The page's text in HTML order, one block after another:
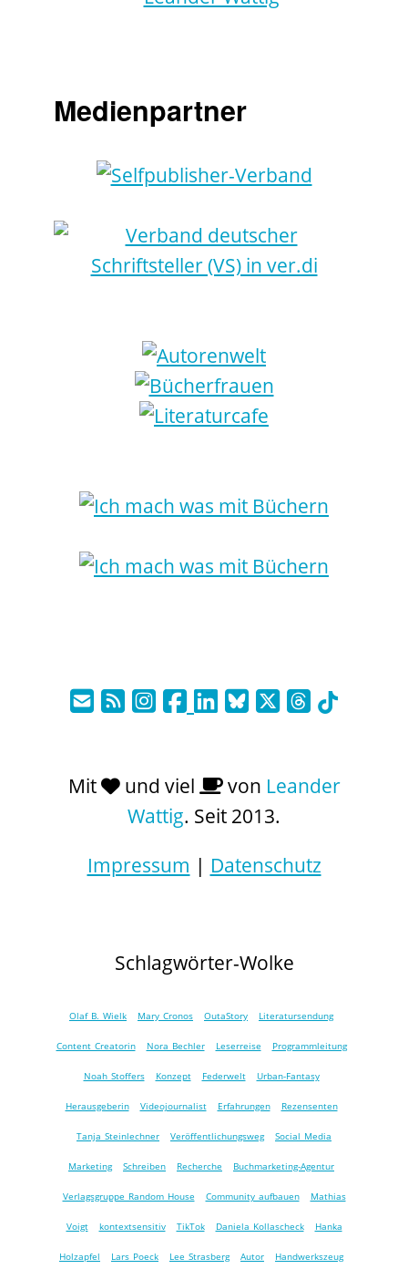
Medienpartner
Mit und viel von Leander
Wattig. Seit 2013.
Impressum | Datenschutz
Schlagwörter-Wolke
Olaf B. Wielk Mary Cronos OutaStory Literatursendung
Content Creatorin Nora Bechler Leserreise Programmleitung
Noah Stoffers Konzept Federwelt Urban-Fantasy
Herausgeberin Videojournalist Erfahrungen Rezensenten
Tanja Steinlechner Veröffentlichungsweg Social Media
Marketing Schreiben Recherche Buchmarketing-Agentur
Verlagsgruppe Random House Community aufbauen Mathias
Voigt kontextsensitiv TikTok Daniela Kollascheck Hanka
Holzapfel Lars Poeck Lee Strasberg Autor Handwerkszeug